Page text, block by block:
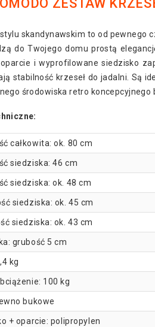
ZESTAW
skandynawskim to od pewnego
do Twojego domu prostą
i wyprofilowane siedzisko
stabilność krzeseł do jadalni. Są
środowiska retro koncepcyjnego
całkowita: ok. 80 cm
siedziska: 46 cm
siedziska: ok. 48 cm
siedziska: ok. 45 cm
siedziska: ok. 43 cm
grubość 5 cm
kg
100 kg
bukowe
+ oparcie: polipropylen